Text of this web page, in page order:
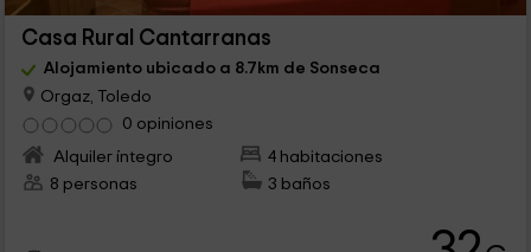
Casa Rural Cantarranas
Alojamiento ubicado a 8.7km de Sonseca
Orgaz, Toledo
0 opiniones
Alquiler íntegro
4 habitaciones
8 personas
3 baños